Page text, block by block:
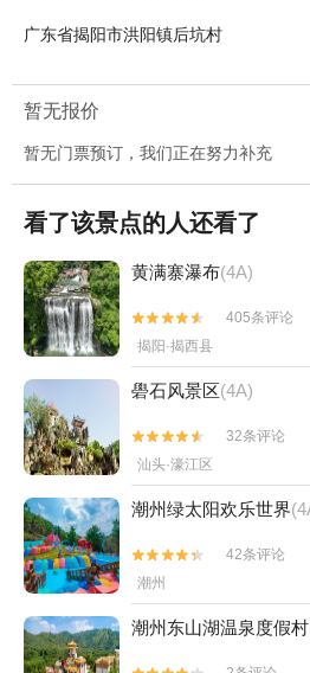
广东省揭阳市洪阳镇后坑村
暂无报价
暂无门票预订，我们正在努力补充
看了该景点的人还看了
黄满寨瀑布(4A)


405条评论
揭阳·揭西县
礐石风景区(4A)


32条评论
汕头·濠江区
潮州绿太阳欢乐世界


42条评论
潮州
潮州东山湖温泉度假村